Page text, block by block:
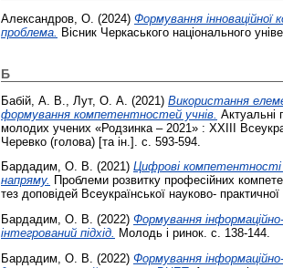
Александров, О. (2024) Формування інноваційної
проблема. Вісник Черкаського національного
Б
Бабій, А. В. Лут, О. А. (2021) Використання
формування компетентностей учнів. Актуальні
молодих учених «Родзинка – 2021» : XXІIІ
Черевко (голова) [та ін.]. с. 593-594.
Бардадим, О. В. (2021) Цифрові компетентності
напряму. Проблеми розвитку професійних
тез доповідей Всеукраїнської науково-
Бардадим, О. В. (2022) Формування
інтегрований підхід. Молодь і ринок. с. 138-144.
Бардадим, О. В. (2022) Формування